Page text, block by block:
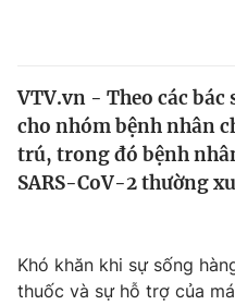
Thế giới
Tin tức
Câu chuyện quốc tế
Thị trường
Dữ liệu và đời sống
VTV.vn - Theo các
cho nhóm bệnh nhân
trú, trong đó bệnh
SARS-CoV-2 thường
Khó khăn khi sự sống
thuốc và sự hỗ trợ của